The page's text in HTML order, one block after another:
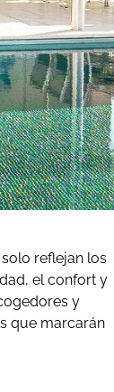
reflejan los
el confort y
y
que marcarán